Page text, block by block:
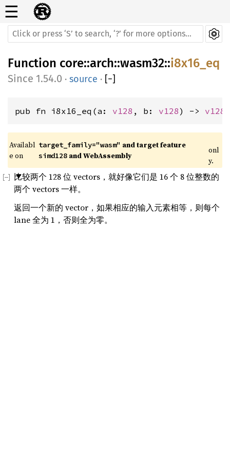
☰
Function core::arch::wasm32::i8x16_eq
1.54.0 · source · [−]
pub fn i8x16_eq(a: v128 , b: v128) -> v128
Availabl
e on
target_family="wasm" and target feature
simd128 and WebAssembly
onl
y.
比较两个 128 位 vectors，就好像它们是 16 个 8 位整数的
两个 vectors 一样。
返回一个新的 vector，如果相应的输入元素相等，则每个
lane 全为 1，否则全为零。